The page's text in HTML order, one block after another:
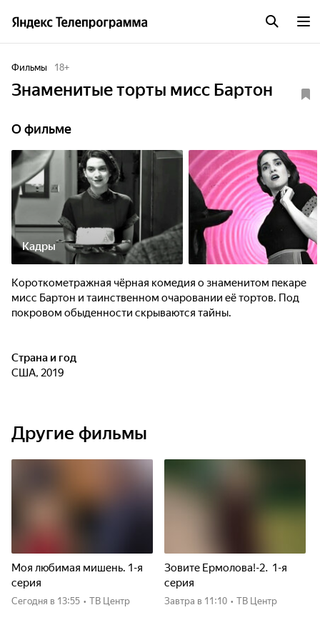
Фильмы 18+
Знаменитые торты мисс Бартон
О фильме
Кадры
Короткометражная чёрная комедия о знаменитом пекаре
мисс Бартон и таинственном очаровании её тортов. Под
покровом обыденности скрываются тайны.
Страна и год
США, 2019
Другие фильмы
Моя любимая мишень. 1-я
серия
Сегодня в 13:55 • ТВ Центр
Зовите Ермолова!-2. 1-я
серия
Завтра в 11:10 • ТВ Центр